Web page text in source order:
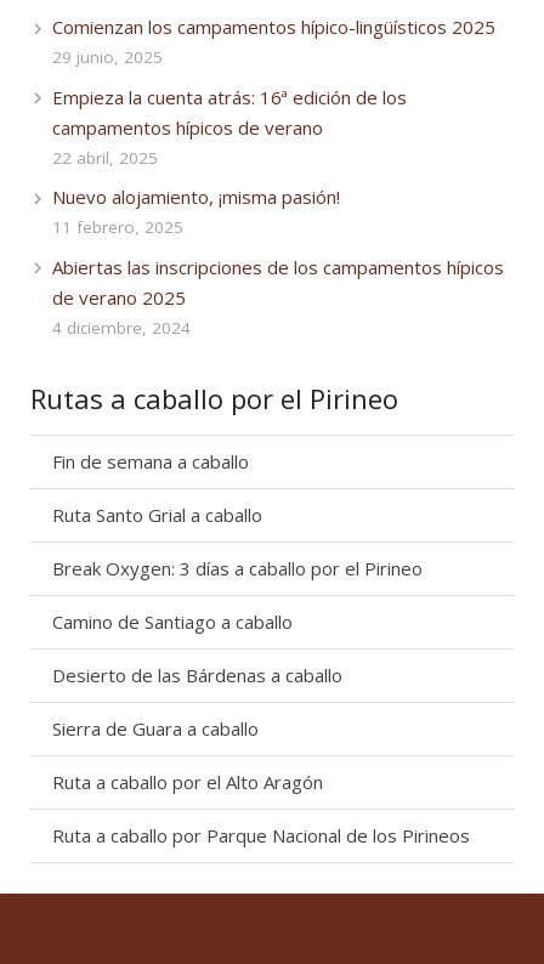
Comienzan los campamentos hípico-lingüísticos 2025
29 junio, 2025
Empieza la cuenta atrás: 16ª edición de los
campamentos hípicos de verano
22 abril, 2025
Nuevo alojamiento, ¡misma pasión!
11 febrero, 2025
Abiertas las inscripciones de los campamentos hípicos
de verano 2025
4 diciembre, 2024
Rutas a caballo por el Pirineo
Fin de semana a caballo
Ruta Santo Grial a caballo
Break Oxygen: 3 días a caballo por el Pirineo
Camino de Santiago a caballo
Desierto de las Bárdenas a caballo
Sierra de Guara a caballo
Ruta a caballo por el Alto Aragón
Ruta a caballo por Parque Nacional de los Pirineos